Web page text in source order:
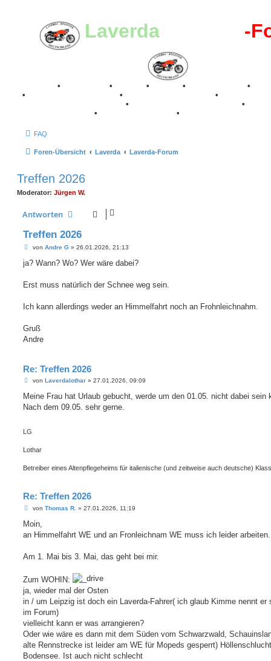
Laverda-Register -
• • • • •
•
•
•
•
•
• •
FAQ
Foren-Übersicht Laverda Laverda-Forum
Treffen 2026
Moderator: Jürgen W.
Antworten
Treffen 2026
B
i
a
von Andre G» 26.01.2026, 21:13
ja? Wann? Wo? Wer wäre dabei?
Erst muss natürlich der Schnee weg sein.
Ich kann allerdings weder an Himmelfahrt noch an Frohnleichnahm.
Gruß
Andre
Re: Treffen 2026
B
i
r
von Laverdalothar» 27.01.2026, 09:09
Meine Frau hat Urlaub gebucht, werde um den 01.05. nicht dabei sein
Nach dem 09.05. sehr gerne.
LG
Lothar
Betreiber eines Altenpflegeheims für italienische (und zeitweise auch deutsche)
Re: Treffen 2026
B
i
r
von Thomas R. » 27.01.2026, 11:19
Moin,
an Himmelfahrt WE und an Fronleichnam WE muss ich leider arbeiten.
Am 1. Mai bis 3. Mai, das geht bei mir.
Zum WOHIN:
ja, wieder mal der Osten
in / um Leipzig ist doch ein Laverda-Fahrer( ich glaub Kimme nennt er
im Forum)
vielleicht kann er was arrangieren?
Oder wie wäre es dann mit dem Süden vom Schwarzwald,
alte Rennstrecke ist leider am WE für Mopeds gesperrt)
Bodensee. Ist auch nicht schlecht